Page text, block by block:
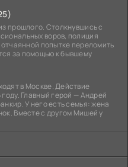
прошлого. Столкнувшись с
воров, полиция
попытке переломить
за помощью к бывшему
в Москве. Действие
Главный герой — Андрей
У него есть семья: жена
Вместе с другом Мишей у